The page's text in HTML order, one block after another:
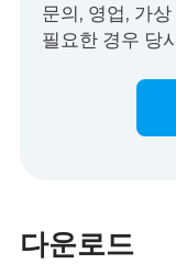
문의, 영업, 가
필요한 경우 당
다운로드